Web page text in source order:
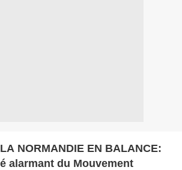
NORMANDIE EN BALANCE:
alarmant du Mouvement